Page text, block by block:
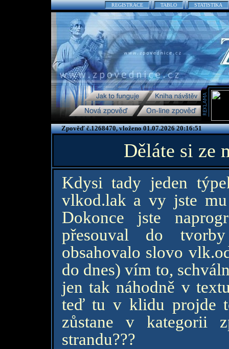
REGISTRACE TABLO STATISTIKA
Zpověď č.1268470, vloženo 01.07.2026 20:16:51
Děláte si ze
Kdysi tady jeden
vlkod.lak a vy jste
Dokonce jste
přesouval do
obsahovalo slovo
do dnes) vím to,
jen tak náhodně v
teď tu v klidu projde
zůstane v kategorii
strandu???